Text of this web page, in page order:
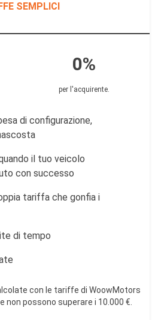
SEMPLICI
0%
per l'acquirente.
di configurazione,
il tuo veicolo
con successo
tariffa che gonfia i
di tempo
con le tariffe di WoowMotors
non possono superare i 10.000 €